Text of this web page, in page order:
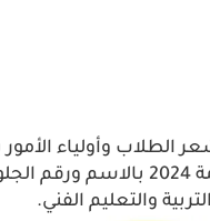
الطلاب وأولياء
سنوضح كيفية الحصول على نتيجة
والتعليم الفني.